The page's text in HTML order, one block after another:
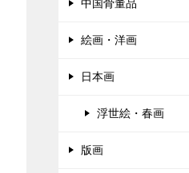
中国骨董品
絵画・洋画
日本画
浮世絵・春画
版画